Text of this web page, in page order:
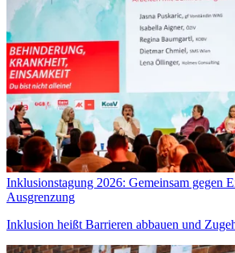
Inklusionstagung 2026: Gemeinsam gegen
Ausgrenzung
Inklusion heißt Barrieren abbauen und